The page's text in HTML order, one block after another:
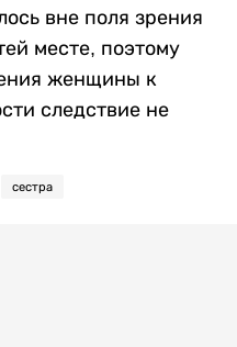
вне поля зрения
месте, поэтому
женщины к
следствие не
сестра